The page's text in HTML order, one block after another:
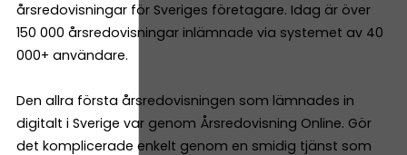
årsredovisningar för Sveriges företagare. Idag är över
150 000 årsredovisningar inlämnade via systemet av 40
000+ användare.
Den allra första årsredovisningen som lämnades in
digitalt i Sverige var genom Årsredovisning Online. Gör
det komplicerade enkelt genom en smidig tjänst som